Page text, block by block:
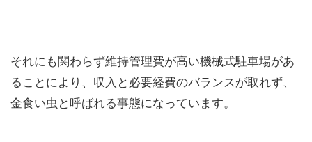
それにも関わらず維持管理費が高い機械式駐車場があ
ることにより、収入と必要経費のバランスが取れず、
金食い虫と呼ばれる事態になっています。